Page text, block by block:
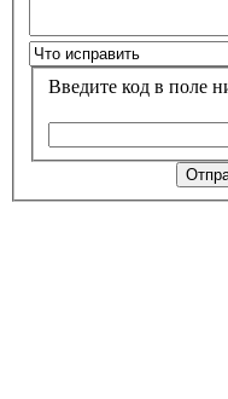
Введите код в поле